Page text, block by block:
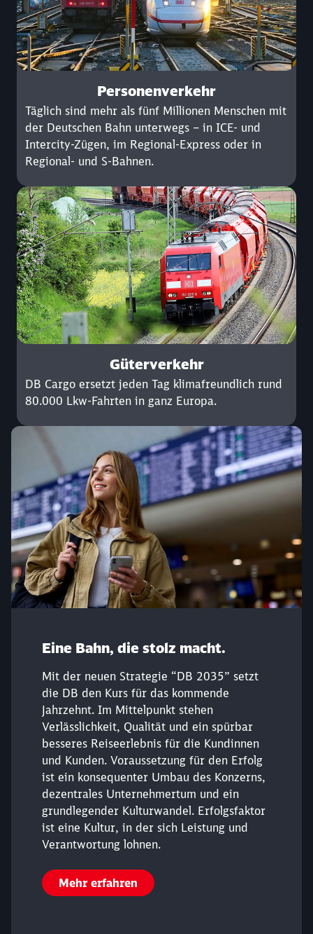
Personenverkehr
Täglich sind mehr als fünf Millionen Menschen mit
der Deutschen Bahn unterwegs – in ICE- und
Intercity-Zügen, im Regional-Express oder in
Regional- und S-Bahnen.
Güterverkehr
DB Cargo ersetzt jeden Tag klimafreundlich rund
80.000 Lkw-Fahrten in ganz Europa.
Eine Bahn, die stolz macht.
Mit der neuen Strategie “DB 2035” setzt
die DB den Kurs für das kommende
Jahrzehnt. Im Mittelpunkt stehen
Verlässlichkeit, Qualität und ein spürbar
besseres Reiseerlebnis für die Kundinnen
und Kunden. Voraussetzung für den Erfolg
ist ein konsequenter Umbau des Konzerns,
dezentrales Unternehmertum und ein
grundlegender Kulturwandel. Erfolgsfaktor
ist eine Kultur, in der sich Leistung und
Verantwortung lohnen.
Mehr erfahren
Schließen
Möchten Sie zu weitergeleitet
werden?
Abbrechen Weiter